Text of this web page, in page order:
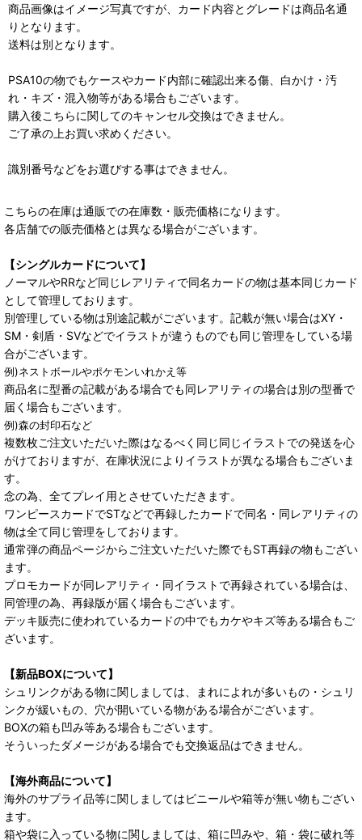
商品画像はイメージ写真ですが、カード内容とグレードは商品名通
りとなります。
送料は別となります。
PSA10の物でもケースやカード内部に確認出来る傷、白かけ・汚
れ・キズ・混入物等がある場合もございます。
購入後こちらに関してのキャンセル交換はできません。
ご了承の上お買い求めください。
識別番号などをお選びする事はできません。
こちらの在庫は通販での在庫数・販売価格になります。
各店舗での販売価格とは異なる場合がございます。
【シングルカードについて】
ノーマルやRRなど同じレアリティで同名カードの物は基本同じカード
として管理しております。
別管理している物は別途記載がございます。記載が無い場合はXY・
SM・剣盾・SVなどでイラストが違うものでも同じ管理をしている場
合がございます。
例)ネストボールやポケモンいれかえ等
商品名に型番の記載がある場合でも同レアリティの場合は別の型番で
届く場合もございます。
例)森の封印石など
複数枚ご注文いただいた際はなるべく同じ同じイラストでの発送を心
がけておりますが、在庫状況によりイラストが異なる場合もございま
す。
念の為、全てプレイ用とさせていただきます。
ワンピースカードでSTなどで再録したカードで同名・同レアリティの
物は全て同じ管理をしております。
通常弾の商品ページからご注文いただいた際でもST再録の物もござい
ます。
プロモカードが同レアリティ・同イラストで再録されている場合は、
同管理の為、再録版が届く場合もございます。
デッキ販売に使われているカードの中でもカケやキズ等ある場合もご
ざいます。
【新品BOXについて】
シュリンクがある物に関しましては、まれによれが多いもの・シュリ
ンクが緩いもの、穴が開いている物がある場合がございます。
BOXの箱も凹み等ある場合もございます。
そういったダメージがある場合でも交換返品はできません。
【海外商品について】
海外のサプライ品等に関しましてはビニールや箱等が無い物もござい
ます。
箱や袋に入っている物に関しましては、箱に凹みや、箱・袋に破れ等